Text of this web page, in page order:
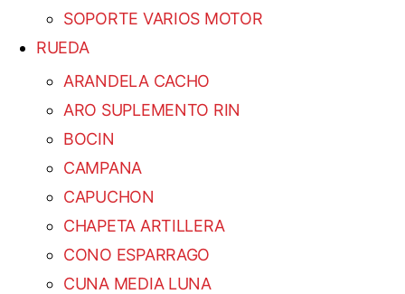
SOPORTE VARIOS MOTOR
RUEDA
ARANDELA CACHO
ARO SUPLEMENTO RIN
BOCIN
CAMPANA
CAPUCHON
CHAPETA ARTILLERA
CONO ESPARRAGO
CUNA MEDIA LUNA